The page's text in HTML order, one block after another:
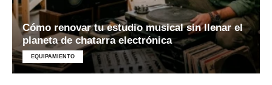
Cómo renovar tu estudio musical sin llenar el
planeta de chatarra electrónica
EQUIPAMIENTO